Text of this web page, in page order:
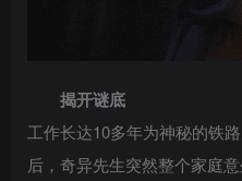
揭开谜底
工作长达10多年为神秘的铁
后，奇异先生突然整个家庭